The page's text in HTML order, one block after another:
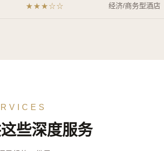
★★★☆☆ 经济/商务型酒店
些深度服务